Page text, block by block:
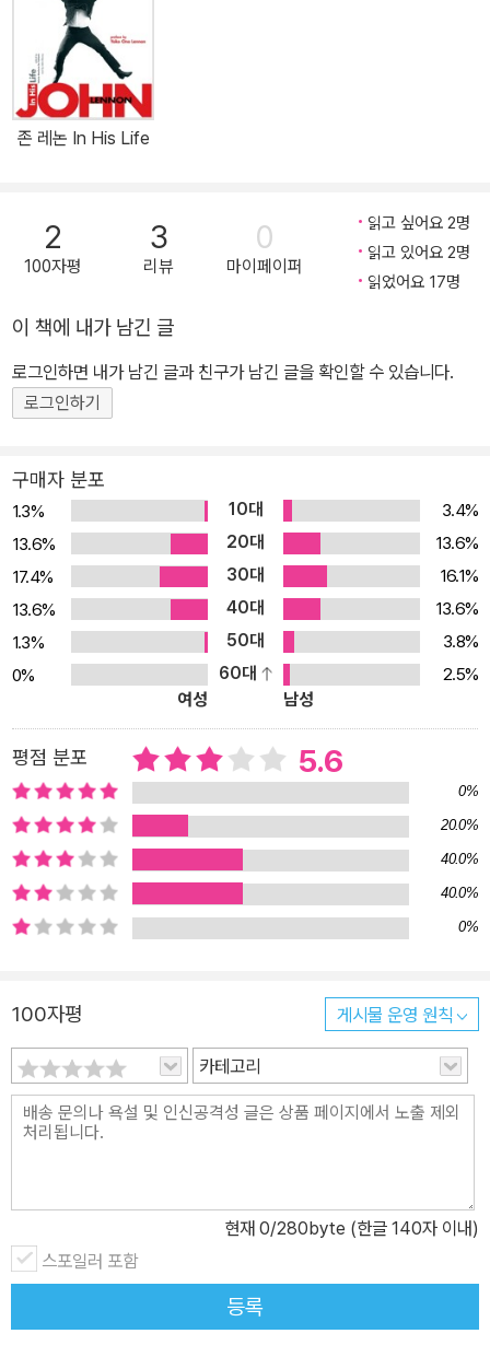
존 레논 In His Life
2
100자평
3
리뷰
0
마이페이퍼
읽고 싶어요 2명
읽고 있어요 2명
읽었어요 17명
이 책에 내가 남긴 글
로그인하면 내가 남긴 글과 친구가 남긴 글을 확인할 수 있습니다.
로그인하기
구매자 분포
1.3% 10대
3.4%
13.6%
20대
13.6%
17.4%
30대
16.1%
13.6%
40대
13.6%
1.3%
50대
3.8%
0%
60대
2.5%
여성
남성
평점 분포 5.6
0%
20.0%
40.0%
40.0%
0%
100자평 게시물 운영 원칙
카테고리
현재 0/280byte (한글 140자 이내)
스포일러 포함
등록